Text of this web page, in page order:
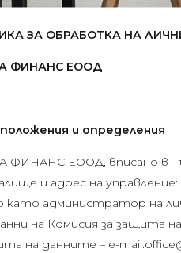
ЗА ОБРАБОТКА НА
ФИНАНС ЕООД
и определения
ФИНАНС ЕООД, вписано в
и адрес на
като администратор на
на Комисия за защита
на данните – e-